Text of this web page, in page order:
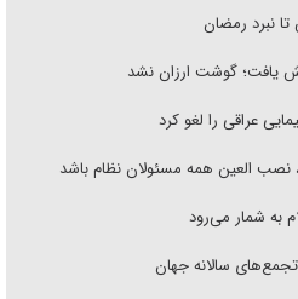
نبرد رمضان
عراقی را لغو کرد
نصب العین همه مسئولان نظام باشد
به شمار می‌رود
سالانه جهان